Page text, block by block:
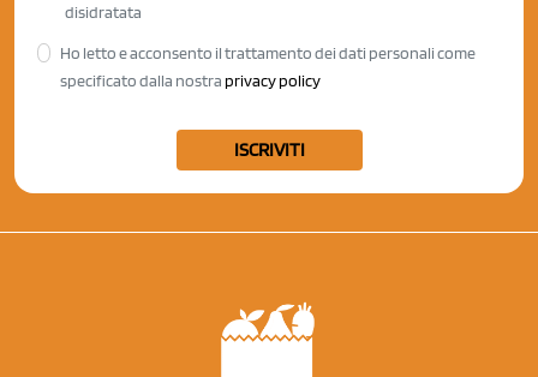
disidratata
Ho letto e acconsento il trattamento dei dati personali come
specificato dalla nostra privacy policy
ISCRIVITI